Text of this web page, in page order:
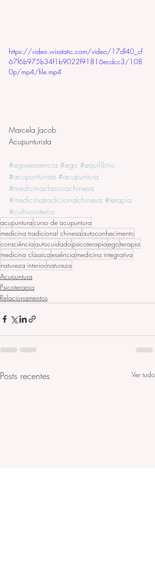
https://video.wixstatic.com/video/17df40_cf
67f6b975b34f1b9022f91816ecdcc3/108
0p/mp4/file.mp4
Marcela Jacob
Acupunturista
#egoeessencia #ego #equilíbrio
#acupunturista #acupuntura
#medicinaclassicachinesa
#medicinatradicionalchinesa #terapia
#cultivointerior
acupunturacurso de acupuntura
medicina tradicional chinesaautoconhecimento
consciênciaautocuidadopsicoterapiaegoterapia
medicina clássicaessência medicina integrativa
natureza interiornatureza
Acupuntura
Psicoterapia
Relacionamentos
Posts recentes Ver tudo